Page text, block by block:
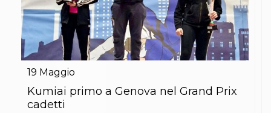
Albi Federali
Arti marziali
Aikido
Ju Jitsu
Sumo
BJJ
19 Maggio
Kumiai primo a Genova nel Grand Prix
cadetti